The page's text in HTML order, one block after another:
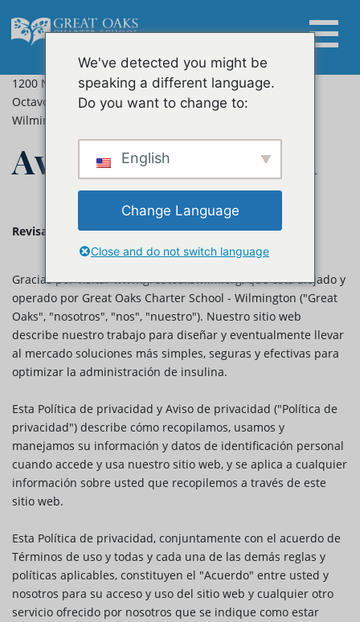
content
Buscar:
Escuela Charter Great Oaks - Wilmington
www.greatoakswilm.org
info@greatoakswilm.org
1200 N. French Street
Octavo piso
Wilmington, DE 19801
Aviso de Privacidad
Revisado: 17 de diciembre de 2020
Gracias por visitar www.greatoakswilm.org, que está alojado y
operado por Great Oaks Charter School - Wilmington ("Great
Oaks", "nosotros", "nos", "nuestro"). Nuestro sitio web
describe nuestro trabajo para diseñar y eventualmente llevar
al mercado soluciones más simples, seguras y efectivas para
optimizar la administración de insulina.
Esta Política de privacidad y Aviso de privacidad ("Política de
privacidad") describe cómo recopilamos, usamos y
manejamos su información y datos de identificación personal
cuando accede y usa nuestro sitio web, y se aplica a cualquier
información sobre usted que recopilemos a través de este
sitio web.
Esta Política de privacidad, conjuntamente con el acuerdo de
Términos de uso y todas y cada una de las demás reglas y
políticas aplicables, constituyen el "Acuerdo" entre usted y
nosotros para su acceso y uso del sitio web y cualquier otro
servicio ofrecido por nosotros que se indique como estar
We've detected you might be
speaking a different language.
Do you want to change to:
English
Change Language
Close and do not switch language